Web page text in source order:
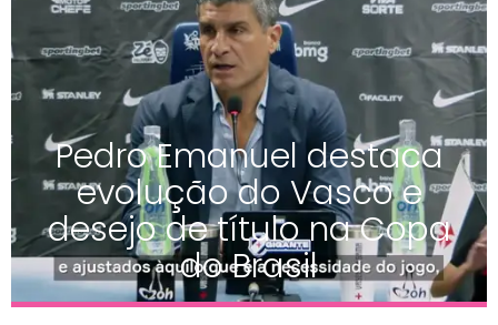
Pedro Emanuel destaca
evolução do Vasco e
desejo de título na Copa
do Brasil